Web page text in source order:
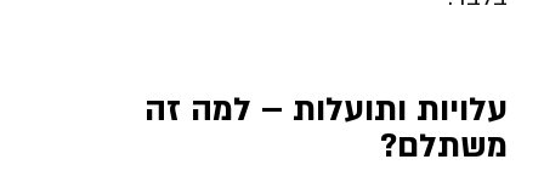
עלויות ותועלות – למה זה
משתלם?